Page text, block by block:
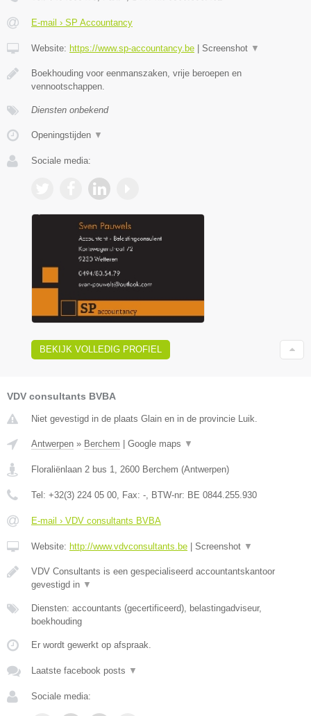
E-mail › SP Accountancy
Website: https://www.sp-accountancy.be Screenshot ▼
Boekhouding voor eenmanszaken, vrije beroepen en
vennootschappen.
Diensten onbekend
Openingstijden ▼
Sociale media:
BEKIJK VOLLEDIG PROFIEL
VDV consultants BVBA
Niet gevestigd in de plaats Glain en in de provincie Luik.
Antwerpen » Berchem Google maps ▼
Floraliënlaan 2 bus 1, 2600 Berchem (Antwerpen)
Tel: +32(3) 224 05 00, Fax: -, BTW-nr: BE 0844.255.930
E-mail › VDV consultants BVBA
Website: http://www.vdvconsultants.be Screenshot ▼
VDV Consultants is een gespecialiseerd accountantskantoor
gevestigd in ▼
Diensten: accountants (gecertificeerd), belastingadviseur,
boekhouding
Er wordt gewerkt op afspraak.
Laatste facebook posts ▼
Sociale media: